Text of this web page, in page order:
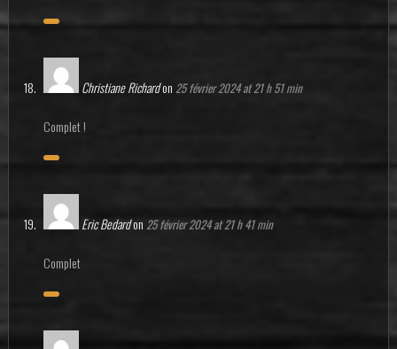
Christiane Richardon 25 février 2024 at 21 h 51 min
Complet !
Eric Bedardon 25 février 2024 at 21 h 41 min
Complet